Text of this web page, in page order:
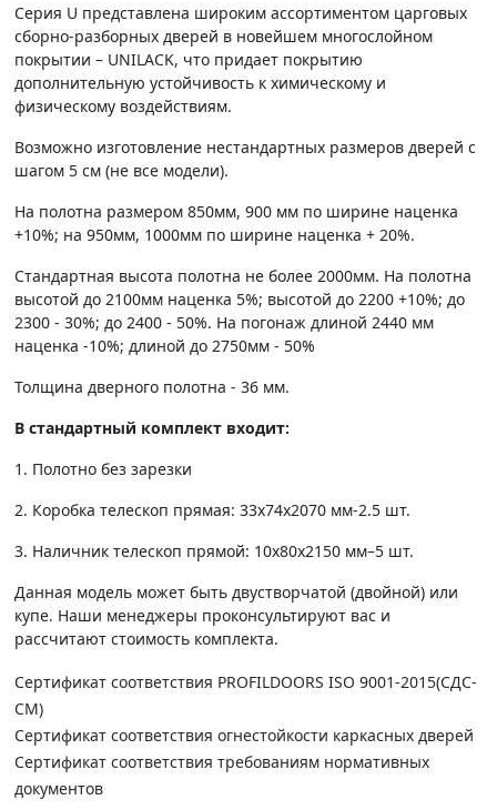
Серия U представлена широким ассортиментом царговых
сборно-разборных дверей в новейшем многослойном
покрытии – UNILACK, что придает покрытию
дополнительную устойчивость к химическому и
физическому воздействиям.
Возможно изготовление нестандартных размеров дверей с
шагом 5 см (не все модели).
На полотна размером 850мм, 900 мм по ширине наценка
+10%; на 950мм, 1000мм по ширине наценка + 20%.
Стандартная высота полотна не более 2000мм. На полотна
высотой до 2100мм наценка 5%; высотой до 2200 +10%; до
2300 - 30%; до 2400 - 50%. На погонаж длиной 2440 мм
наценка -10%; длиной до 2750мм - 50%
Толщина дверного полотна - 36 мм.
В стандартный комплект входит:
1. Полотно без зарезки
2. Коробка телескоп прямая: 33х74х2070 мм-2.5 шт.
3. Наличник телескоп прямой: 10х80х2150 мм–5 шт.
Данная модель может быть двустворчатой (двойной) или
купе. Наши менеджеры проконсультируют вас и
рассчитают стоимость комплекта.
Сертификат соответствия PROFILDOORS ISO 9001-2015(СДС-
СМ)
Сертификат соответствия огнестойкости каркасных дверей
Сертификат соответствия требованиям нормативных
документов